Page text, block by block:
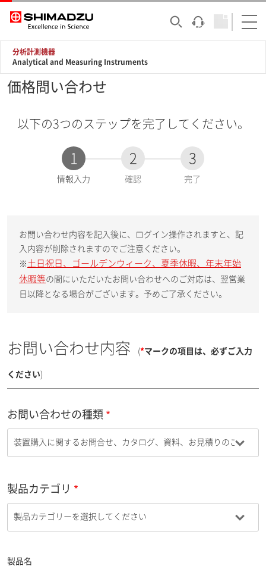
分析計測機器
Analytical and Measuring Instruments
価格問い合わせ
以下の3つのステップを完了してください。
1
現
情報入力
2
確認
3
完了
お問い合わせ内容を記入後に、ログイン操作されますと、記
入内容が削除されますのでご注意ください。
※ 土日祝日、ゴールデンウィーク、夏季休暇、年末年始
休暇等の間にいただいたお問い合わせへのご対応は、翌営業
日以降となる場合がございます。予めご了承ください。
お問い合わせ内容 (*マークの項目は、必ずご入力
ください)
お問い合わせの種類
製品カテゴリ
製品名